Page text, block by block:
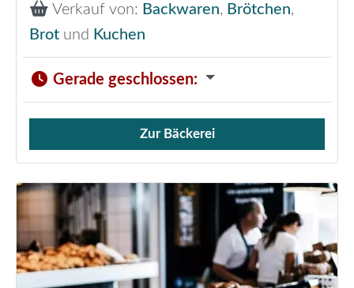
Verkauf von: Backwaren, Brötchen,
Brot und Kuchen
Gerade geschlossen:
Verkauf von Brötchen,
Zur Bäckerei